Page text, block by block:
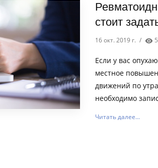
стоит
16 окт. 2019 г. /
Если у вас
местное
движений по
необходимо
Читать далее...